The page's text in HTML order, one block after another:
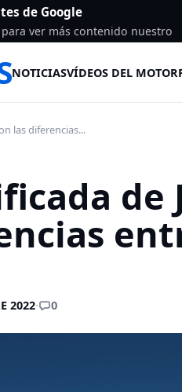
de Google
ver más contenido nuestro
NOTICIASVÍDEOS DEL MOTOR
las diferencias...
de
2022· 0